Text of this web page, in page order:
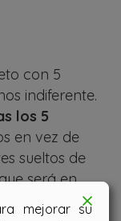
con 5
indiferente.
los 5
en vez de
sueltos de
será en
mejorar su